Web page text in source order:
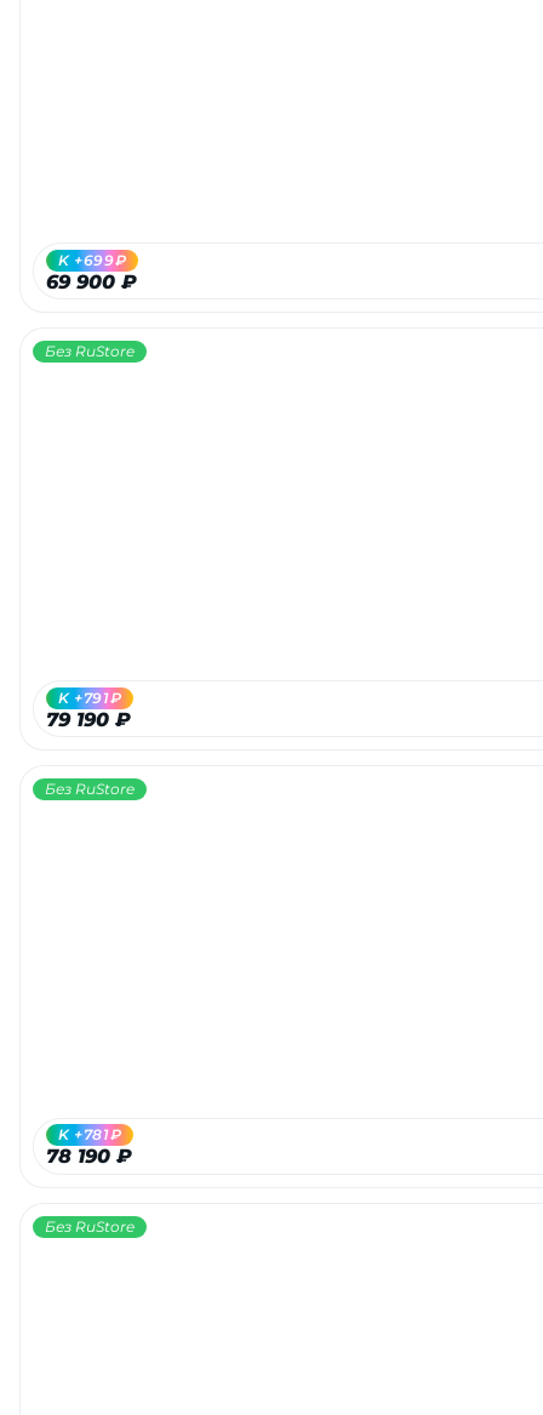
69 900 ₽
K +699₽
Без RuStore
79 190 ₽
K +791₽
Без RuStore
78 190 ₽
K +781₽
Без RuStore